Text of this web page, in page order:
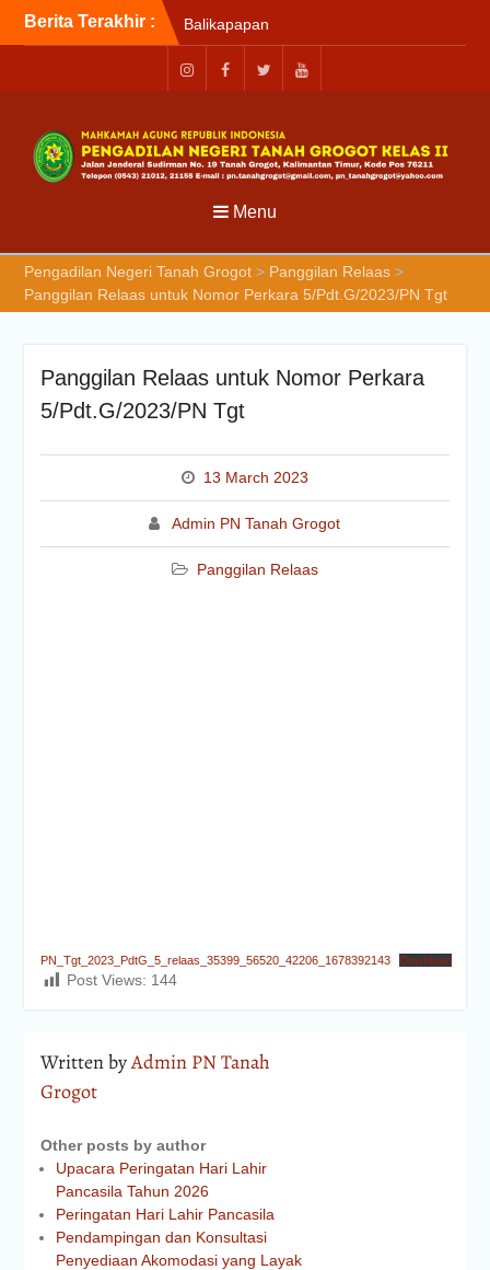
Berita Terakhir :
Briefin Petugas PTSP Hari
Senin, 3 Agustus 2026
Briefing Petugas PTSP Hari
Kamis Tanggal 6 Agustus
Sosialisasi Kepesertaan
Program Jaminan
Kesehatan Nasional (JKN)
bagi Pengadilan Negeri
Kesehatan Cabang
Balikapapan
Menu
Pengadilan Negeri Tanah Grogot> Panggilan Relaas>
Panggilan Relaas untuk Nomor Perkara 5/Pdt.G/2023/PN Tgt
Panggilan Relaas untuk Nomor Perkara
5/Pdt.G/2023/PN Tgt
13 March 2023
Admin PN Tanah Grogot
Panggilan Relaas
PN_Tgt_2023_PdtG_5_relaas_35399_56520_42206_1678392143 Download
Post Views: 144
Written byAdmin PN Tanah
Grogot
Other posts by author
Upacara Peringatan Hari Lahir
Pancasila Tahun 2026
Peringatan Hari Lahir Pancasila
Pendampingan dan Konsultasi
Penyediaan Akomodasi yang Layak